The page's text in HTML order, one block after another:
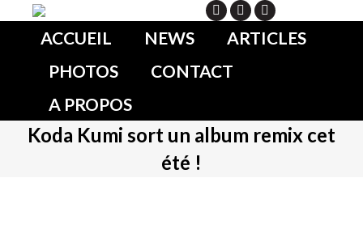
ACCUEIL NEWS
ARTICLES
PHOTOS
CONTACT
A PROPOS
Koda Kumi sort un album remix cet
été !